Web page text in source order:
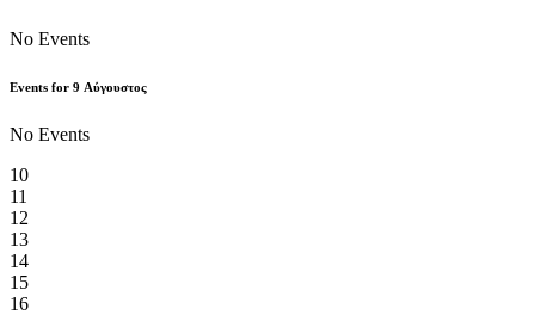
No Events
Events for 9 Αύγουστος
No Events
10
11
12
13
14
15
16